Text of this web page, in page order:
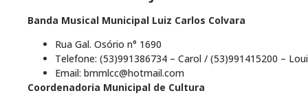
Banda Musical Municipal Luiz Carlos Colvara
Rua Gal. Osório n° 1690
Telefone: (53)991386734 – Carol / (53)991415200 –
Email: bmmlcc@hotmail.com
Coordenadoria Municipal de Cultura